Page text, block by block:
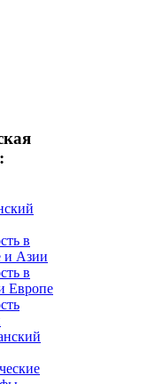
в
и Азии
в
Европе